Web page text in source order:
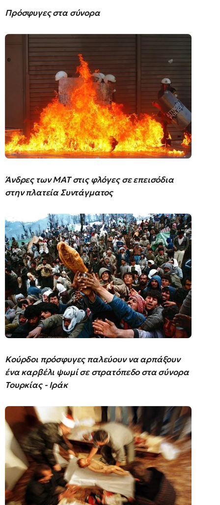
Πρόσφυγες στα σύνορα
Άνδρες των ΜΑΤ στις φλόγες σε επεισόδια
στην πλατεία Συντάγματος
Kούρδοι πρόσφυγες παλεύουν να αρπάξουν
ένα καρβέλι ψωμί σε στρατόπεδο στα σύνορα
Τουρκίας - Ιράκ